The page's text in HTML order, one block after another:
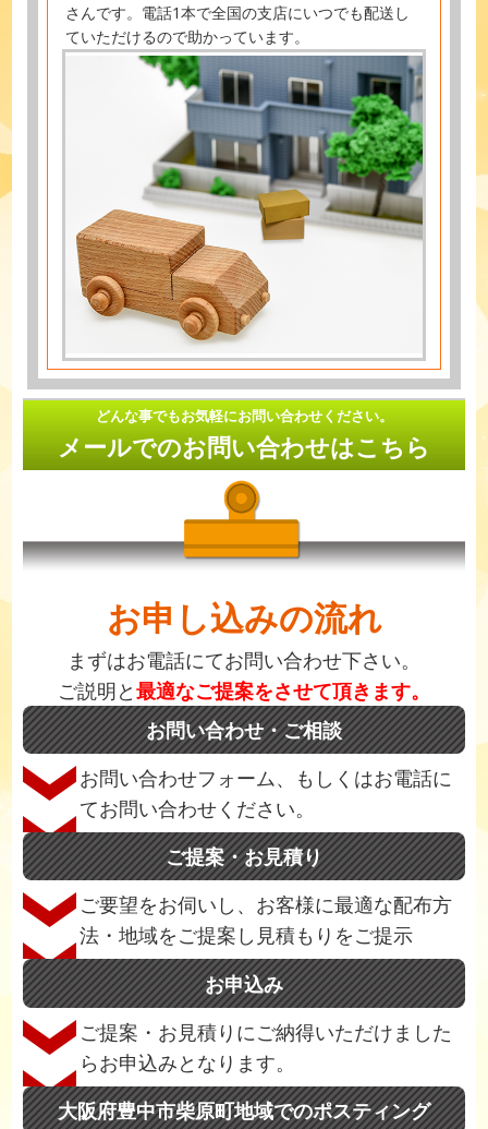
さんです。電話1本で全国の支店にいつでも配送し
ていただけるので助かっています。
どんな事でもお気軽にお問い合わせください。
メールでのお問い合わせはこちら
お申し込みの流れ
まずはお電話にてお問い合わせ下さい。
ご説明と最適なご提案をさせて頂きます。
お問い合わせ・ご相談
お問い合わせフォーム、もしくはお電話に
てお問い合わせください。
ご提案・お見積り
ご要望をお伺いし、お客様に最適な配布方
法・地域をご提案し見積もりをご提示
お申込み
ご提案・お見積りにご納得いただけました
らお申込みとなります。
大阪府豊中市柴原町地域でのポスティング